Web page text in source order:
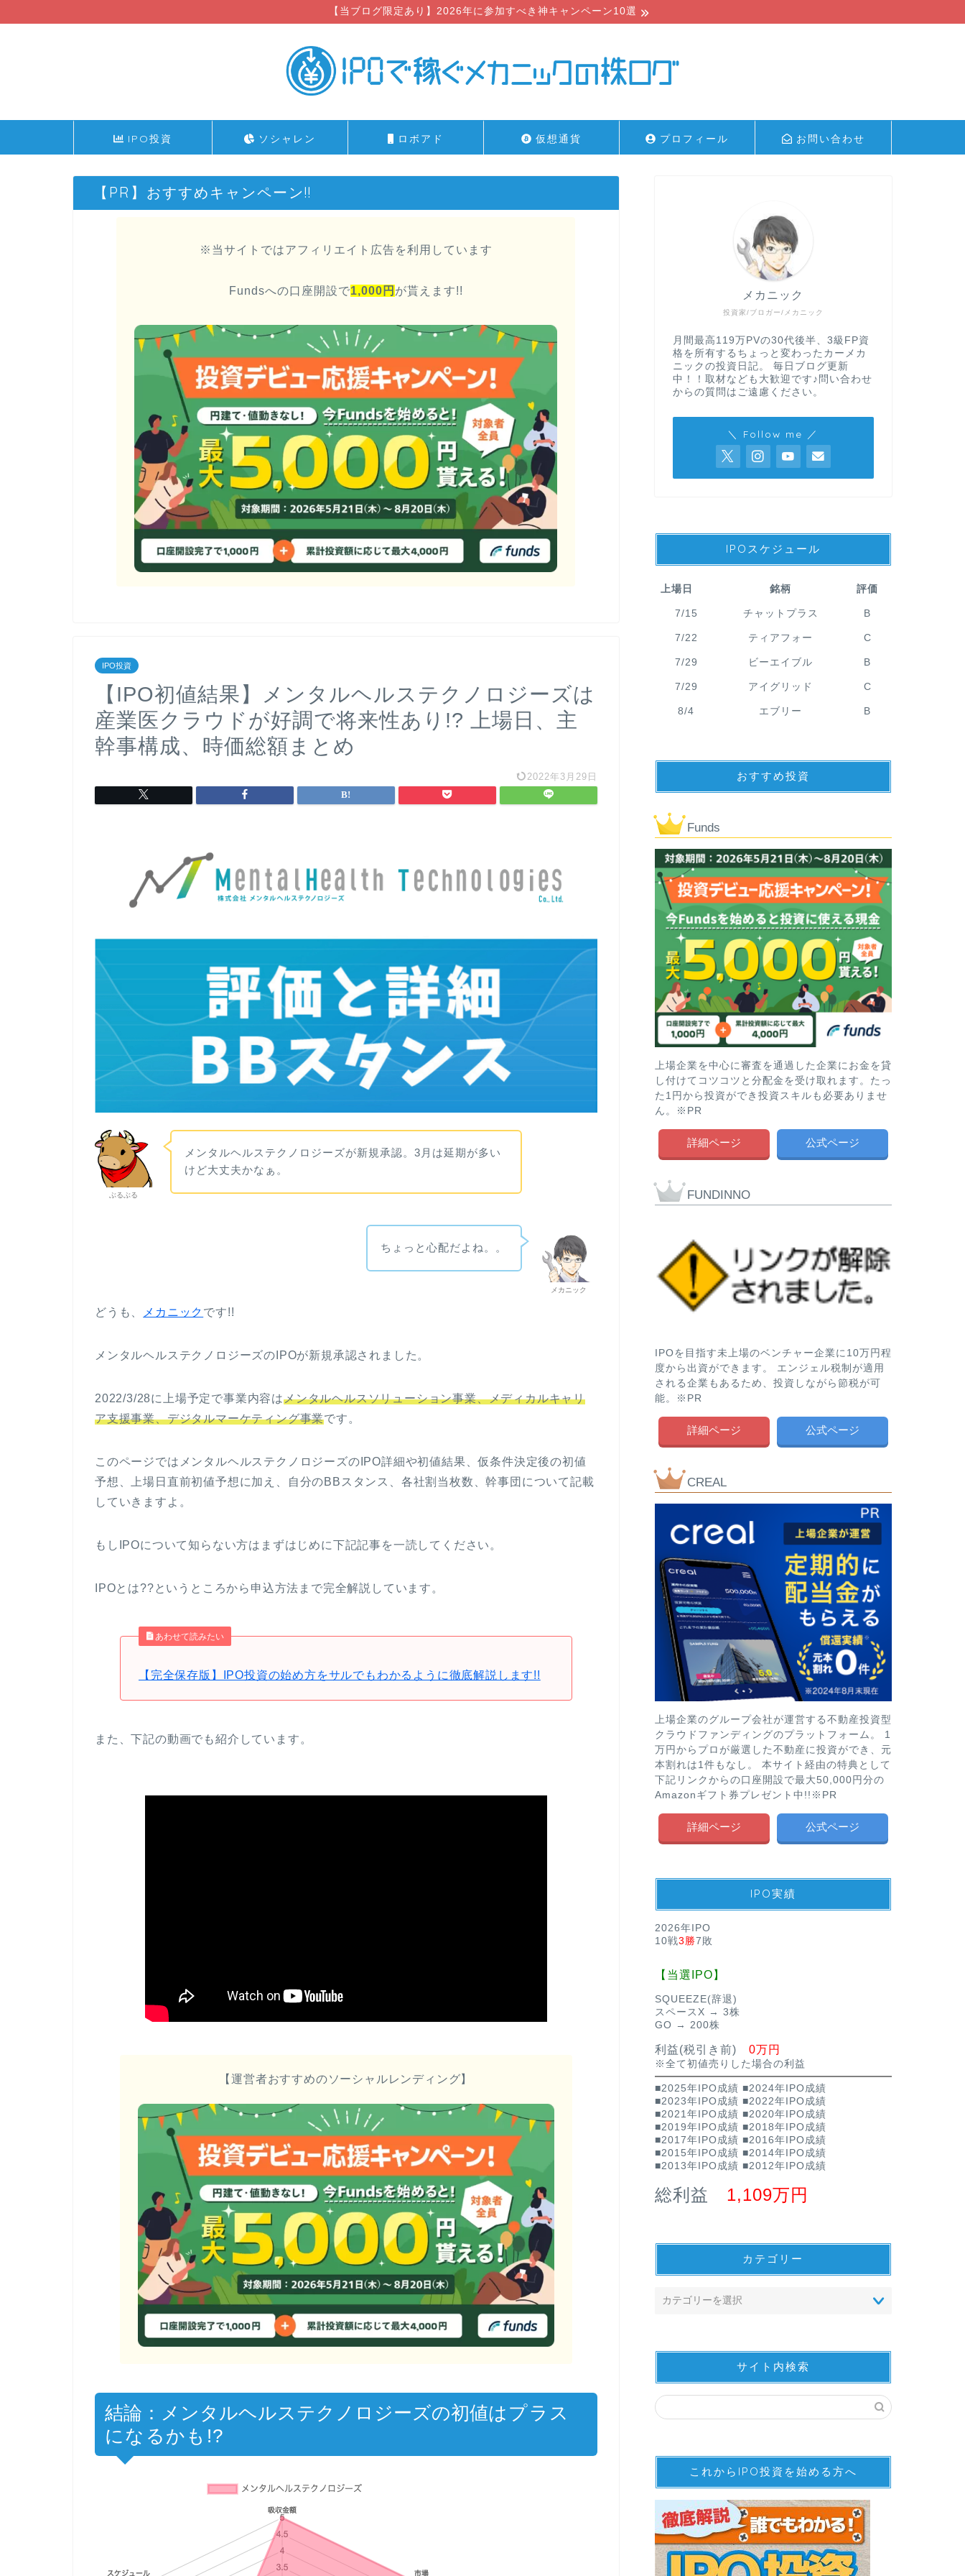
【当ブログ限定あり】2026年に参加すべき神キャンペーン10選
IPO投資 ソシャレン ロボアド 仮想通貨 プロフィール お問い合わせ
【PR】おすすめキャンペーン!!
※当サイトではアフィリエイト広告を利用しています
Fundsへの口座開設で1,000円 が貰えます!!
IPO投資
【IPO初値結果】メンタルヘルステクノロジーズは
産業医クラウドが好調で将来性あり!? 上場日、主
幹事構成、時価総額まとめ
2022年3月29日
ぶるぶる
メンタルヘルステクノロジーズが新規承認。3月は延期が多い
けど大丈夫かなぁ。
メカニック
ちょっと心配だよね。。
どうも、 メカニック です!!
メンタルヘルステクノロジーズのIPOが新規承認されました。
2022/3/28に上場予定で事業内容はメンタルヘルスソリューション事業、メディカルキャリ
ア支援事業、デジタルマーケティング事業です。
このページではメンタルヘルステクノロジーズのIPO詳細や初値結果、仮条件決定後の初値
予想、上場日直前初値予想に加え、自分のBBスタンス、各社割当枚数、幹事団について記載
していきますよ。
もしIPOについて知らない方はまずはじめに下記記事を一読してください。
IPOとは??というところから申込方法まで完全解説しています。
あわせて読みたい
【完全保存版】IPO投資の始め方をサルでもわかるように徹底解説します!!
また、下記の動画でも紹介しています。
【運営者おすすめのソーシャルレンディング】
結論：メンタルヘルステクノロジーズの初値はプラス
になるかも!?
投資家/ブロガー/メカニック
メカニック
月間最高119万PVの30代後半、3級FP資
格を所有するちょっと変わったカーメカ
ニックの投資日記。 毎日ブログ更新
中！！取材なども大歓迎です♪問い合わせ
からの質問はご遠慮ください。
＼ Follow me ／
IPOスケジュール
上場日 銘柄 評価
7/15 チャットプラス B
7/22 ティアフォー C
7/29 ビーエイブル B
7/29 アイグリッド C
8/4 エブリー B
おすすめ投資
Funds
上場企業を中心に審査を通過した企業にお金を貸
し付けてコツコツと分配金を受け取れます。たっ
た1円から投資ができ投資スキルも必要ありませ
ん。※PR
詳細ページ 公式ページ
FUNDINNO
IPOを目指す未上場のベンチャー企業に10万円程
度から出資ができます。 エンジェル税制が適用
される企業もあるため、投資しながら節税が可
能。※PR
詳細ページ 公式ページ
CREAL
上場企業のグループ会社が運営する不動産投資型
クラウドファンディングのプラットフォーム。 1
万円からプロが厳選した不動産に投資ができ、元
本割れは1件もなし。 本サイト経由の特典として
下記リンクからの口座開設で最大50,000円分の
Amazonギフト券プレゼント中!!※PR
詳細ページ 公式ページ
IPO実績
2026年IPO
10戦3勝7敗
【当選IPO】
SQUEEZE(辞退)
スペースX → 3株
GO → 200株
利益(税引き前) 0万円
※全て初値売りした場合の利益
■2025年IPO成績 ■2024年IPO成績
■2023年IPO成績 ■2022年IPO成績
■2021年IPO成績 ■2020年IPO成績
■2019年IPO成績 ■2018年IPO成績
■2017年IPO成績 ■2016年IPO成績
■2015年IPO成績 ■2014年IPO成績
■2013年IPO成績 ■2012年IPO成績
総利益 1,109万円
カテゴリー
サイト内検索
これからIPO投資を始める方へ